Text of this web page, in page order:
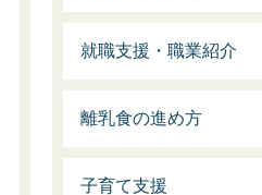
就職支援・職業紹介
離乳食の進め方
子育て支援